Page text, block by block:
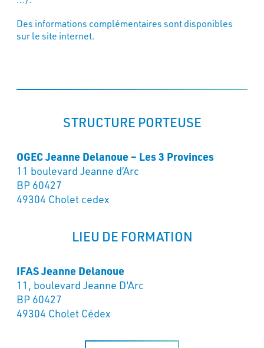
Des informations complémentaires sont disponibles
sur le site internet.
STRUCTURE PORTEUSE
OGEC Jeanne Delanoue – Les 3 Provinces
11 boulevard Jeanne d’Arc
BP 60427
49304 Cholet cedex
LIEU DE FORMATION
IFAS Jeanne Delanoue
11, boulevard Jeanne D'Arc
BP 60427
49304 Cholet Cédex